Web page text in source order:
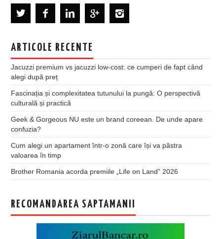
ARTICOLE RECENTE
Jacuzzi premium vs jacuzzi low-cost: ce cumperi de fapt când
alegi după preț
Fascinația și complexitatea tutunului la pungă: O perspectivă
culturală și practică
Geek & Gorgeous NU este un brand coreean. De unde apare
confuzia?
Cum alegi un apartament într-o zonă care își va păstra
valoarea în timp
Brother Romania acorda premiile „Life on Land” 2026
RECOMANDAREA SAPTAMANII